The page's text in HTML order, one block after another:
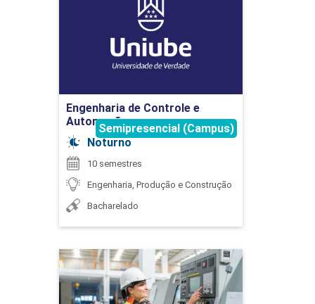
75
EXTENSÃO
Engenharia de Controle e
Automação
Noturno
Semipresencial (Campus)
10 semestres
Engenharia, Produção e Construção
Bacharelado
Detalhes do curso
Engenharia de Controle e
Automação